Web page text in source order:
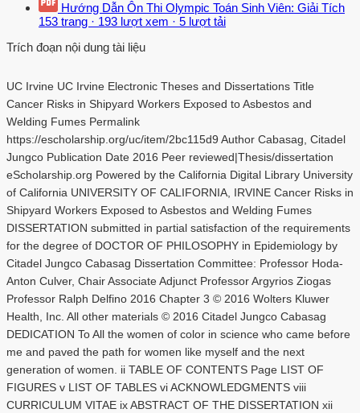
Hướng Dẫn Ôn Thi Olympic Toán Sinh Viên: Giải Tích
153 trang · 193 lượt xem · 5 lượt tải
Trích đoạn nội dung tài liệu
UC Irvine UC Irvine Electronic Theses and Dissertations Title
Cancer Risks in Shipyard Workers Exposed to Asbestos and
Welding Fumes Permalink
https://escholarship.org/uc/item/2bc115d9 Author Cabasag, Citadel
Jungco Publication Date 2016 Peer reviewed|Thesis/dissertation
eScholarship.org Powered by the California Digital Library University
of California UNIVERSITY OF CALIFORNIA, IRVINE Cancer Risks in
Shipyard Workers Exposed to Asbestos and Welding Fumes
DISSERTATION submitted in partial satisfaction of the requirements
for the degree of DOCTOR OF PHILOSOPHY in Epidemiology by
Citadel Jungco Cabasag Dissertation Committee: Professor Hoda-
Anton Culver, Chair Associate Adjunct Professor Argyrios Ziogas
Professor Ralph Delfino 2016 Chapter 3 © 2016 Wolters Kluwer
Health, Inc. All other materials © 2016 Citadel Jungco Cabasag
DEDICATION To All the women of color in science who came before
me and paved the path for women like myself and the next
generation of women. ii TABLE OF CONTENTS Page LIST OF
FIGURES v LIST OF TABLES vi ACKNOWLEDGMENTS viii
CURRICULUM VITAE ix ABSTRACT OF THE DISSERTATION xii